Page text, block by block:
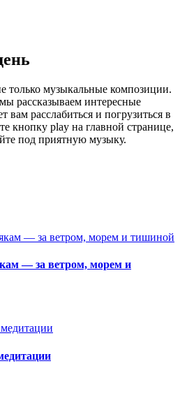
только музыкальные композиции.
рассказываем интересные
вам расслабиться и погрузиться в
кнопку play на главной странице,
под приятную музыку.
— за ветром, морем и